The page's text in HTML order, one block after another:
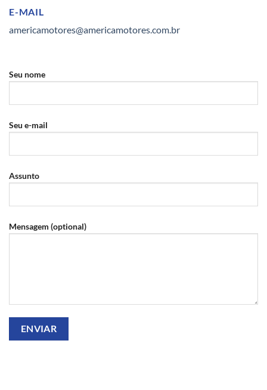
E-MAIL
americamotores@americamotores.com.br
Seu nome
Seu e-mail
Assunto
Mensagem (optional)